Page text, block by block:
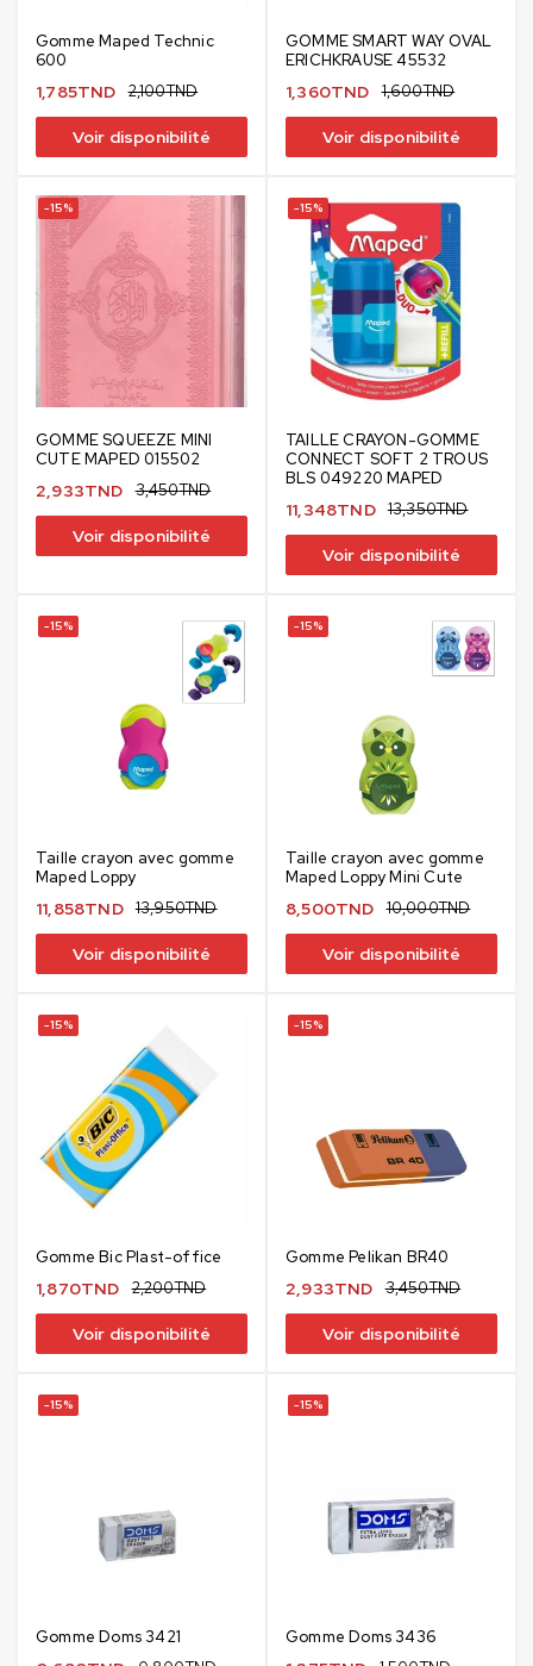
Gomme Maped Technic
600
2,100TND
1,785TND
Voir disponibilité
GOMME SMART WAY OVAL
ERICHKRAUSE 45532
1,600TND
1,360TND
Voir disponibilité
-15%
GOMME SQUEEZE MINI
CUTE MAPED 015502
3,450TND
2,933TND
Voir disponibilité
-15%
TAILLE CRAYON-GOMME
CONNECT SOFT 2 TROUS
BLS 049220 MAPED
13,350TND
11,348TND
Voir disponibilité
-15%
Taille crayon avec gomme
Maped Loppy
13,950TND
11,858TND
Voir disponibilité
-15%
Taille crayon avec gomme
Maped Loppy Mini Cute
10,000TND
8,500TND
Voir disponibilité
-15%
Gomme Bic Plast-office
2,200TND
1,870TND
Voir disponibilité
-15%
Gomme Pelikan BR40
3,450TND
2,933TND
Voir disponibilité
-15%
Gomme Doms 3421
-15%
Gomme Doms 3436